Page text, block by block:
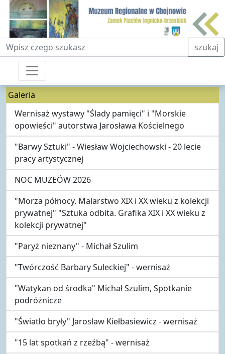
Fraza do wyszukiwania szukaj
Galeria
Wernisaż wystawy "Ślady pamięci" i "Morskie
opowieści" autorstwa Jarosława Kościelnego
"Barwy Sztuki" - Wiesław Wojciechowski - 20 lecie
pracy artystycznej
NOC MUZEÓW 2026
"Morza północy. Malarstwo XIX i XX wieku z kolekcji
prywatnej" "Sztuka odbita. Grafika XIX i XX wieku z
kolekcji prywatnej"
"Paryż nieznany" - Michał Szulim
"Twórczość Barbary Suleckiej" - wernisaż
"Watykan od środka" Michał Szulim, Spotkanie
podróżnicze
"Światło bryły" Jarosław Kiełbasiewicz - wernisaż
"15 lat spotkań z rzeźbą" - wernisaż